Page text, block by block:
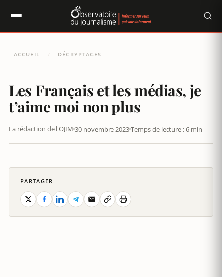
ACCUEIL / DÉCRYPTAGES
Les Français et les médias, je
t’aime moi non plus
La rédaction de l'OJIM 30 novembre 2023Temps de lecture : 6 min
PARTAGER
Panneau de gestion des cookies